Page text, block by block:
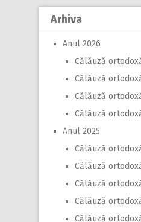
Arhiva
Anul 2026
Călăuză
Călăuză
Călăuză
Călăuză
Anul 2025
Călăuză
Călăuză
Călăuză
Călăuză
Călăuză